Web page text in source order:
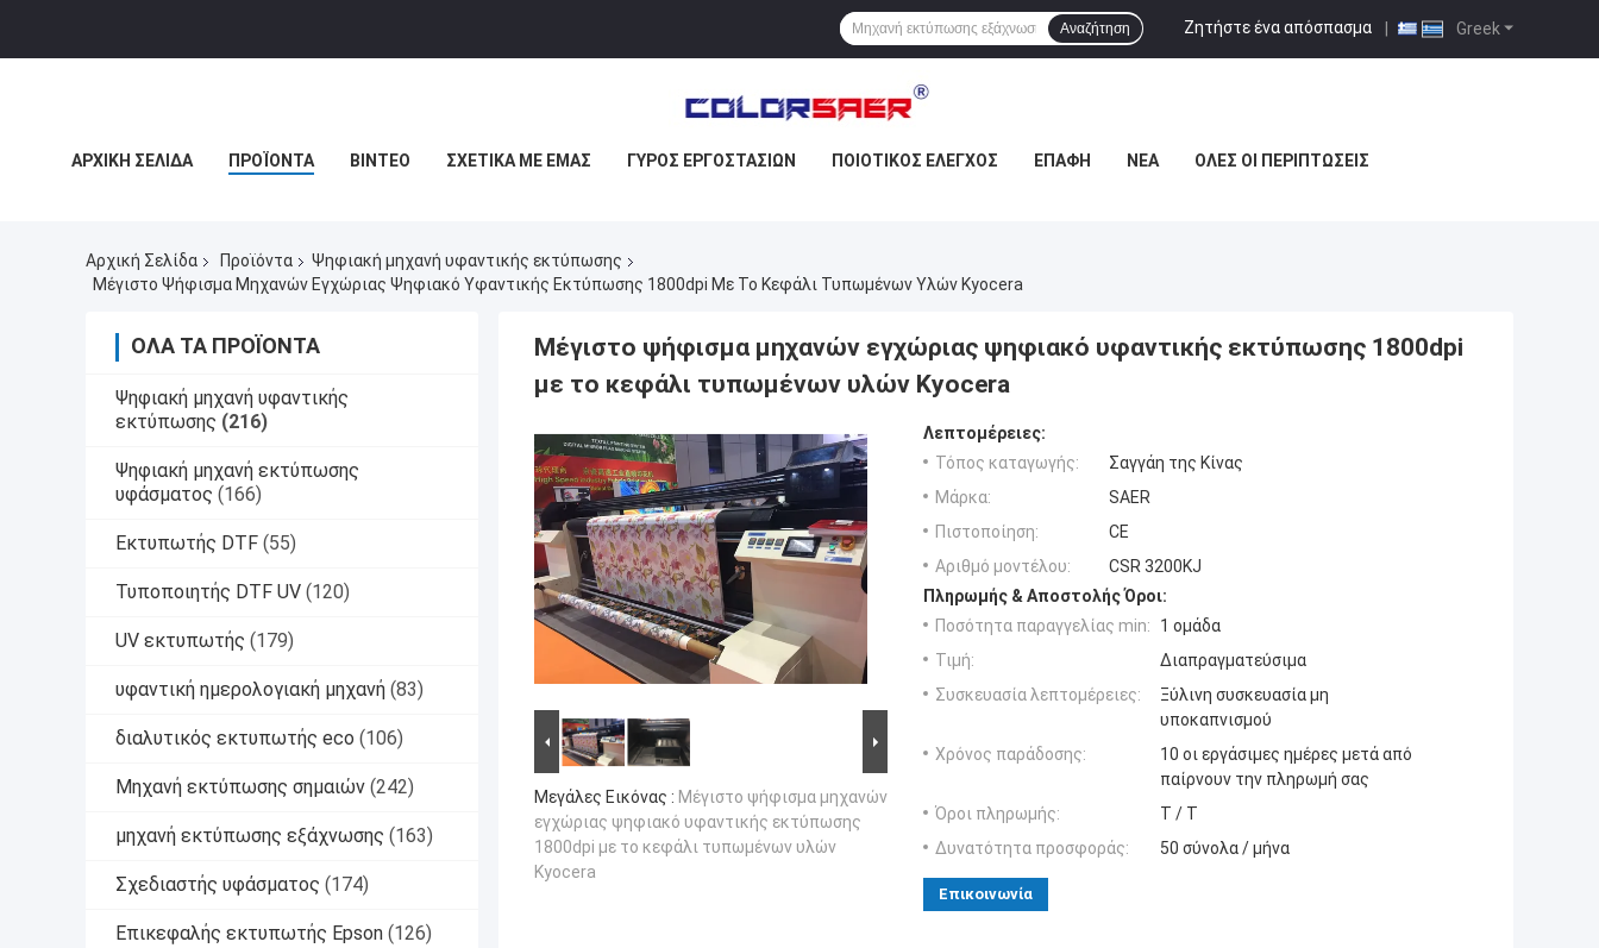
Greek
Ζητήστε ένα απόσπασμα |
Αναζήτηση
ΑΡΧΙΚΉ ΣΕΛΊΔΑ ΠΡΟΪΌΝΤΑ ΒΊΝΤΕΟ ΣΧΕΤΙΚΆ ΜΕ ΕΜΆΣ ΓΎΡΟΣ ΕΡΓΟΣΤΑΣΊΩΝ ΠΟΙΟΤΙΚΌΣ ΈΛΕΓΧΟΣ ΕΠΑΦΉ ΝΈΑ ΌΛΕΣ ΟΙ ΠΕΡΙΠΤΏΣΕΙΣ
Αρχική Σελίδα Προϊόντα
Ψηφιακή μηχανή υφαντικής εκτύπωσης
Μέγιστο Ψήφισμα Μηχανών Εγχώριας Ψηφιακό Υφαντικής Εκτύπωσης 1800dpi Με Το Κεφάλι Τυπωμένων Υλών Kyocera
ΌΛΑ ΤΑ ΠΡΟΪΌΝΤΑ
Ψηφιακή μηχανή υφαντικής
εκτύπωσης (216)
Ψηφιακή μηχανή εκτύπωσης
υφάσματος (166)
Εκτυπωτής DTF (55)
Τυποποιητής DTF UV (120)
UV εκτυπωτής (179)
υφαντική ημερολογιακή μηχανή (83)
διαλυτικός εκτυπωτής eco (106)
Μηχανή εκτύπωσης σημαιών (242)
μηχανή εκτύπωσης εξάχνωσης (163)
Σχεδιαστής υφάσματος (174)
Επικεφαλής εκτυπωτής Epson (126)
Μέγιστο ψήφισμα μηχανών εγχώριας ψηφιακό υφαντικής εκτύπωσης 1800dpi
με το κεφάλι τυπωμένων υλών Kyocera
Μεγάλες Εικόνας : Μέγιστο ψήφισμα μηχανών
εγχώριας ψηφιακό υφαντικής εκτύπωσης
1800dpi με το κεφάλι τυπωμένων υλών
Kyocera
Λεπτομέρειες:
Τόπος καταγωγής:
Σαγγάη της Κίνας
Μάρκα:
SAER
Πιστοποίηση:
CE
Αριθμό μοντέλου:
CSR 3200KJ
Πληρωμής & Αποστολής Όροι:
Ποσότητα παραγγελίας min:
1 ομάδα
Τιμή:
Διαπραγματεύσιμα
Συσκευασία λεπτομέρειες:
Ξύλινη συσκευασία μη
υποκαπνισμού
Χρόνος παράδοσης:
10 οι εργάσιμες ημέρες μετά από
παίρνουν την πληρωμή σας
Όροι πληρωμής:
T / T
Δυνατότητα προσφοράς:
50 σύνολα / μήνα
Επικοινωνία